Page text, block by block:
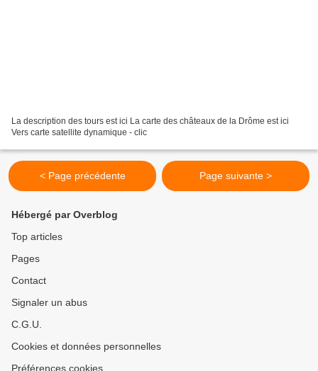
La description des tours est ici La carte des châteaux de la Drôme est ici
Vers carte satellite dynamique - clic
< Page précédente Page suivante >
Hébergé par Overblog
Top articles
Pages
Contact
Signaler un abus
C.G.U.
Cookies et données personnelles
Préférences cookies